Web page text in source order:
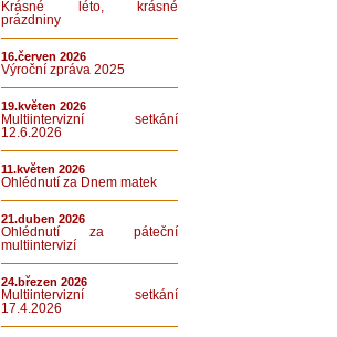
Krásné léto, krásné
prázdniny
16.červen 2026
Výroční zpráva 2025
19.květen 2026
Multiintervizní setkání
12.6.2026
11.květen 2026
Ohlédnutí za Dnem matek
21.duben 2026
Ohlédnutí za páteční
multiintervizí
24.březen 2026
Multiintervizní setkání
17.4.2026